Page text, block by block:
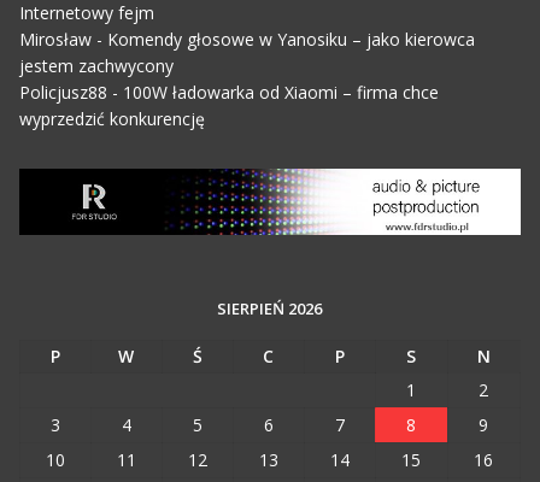
Internetowy fejm
Mirosław- Komendy głosowe w Yanosiku – jako kierowca
jestem zachwycony
Policjusz88 - 100W ładowarka od Xiaomi – firma chce
wyprzedzić konkurencję
SIERPIEŃ 2026
P W Ś C P S
N
1
2
3
4 5 6 7 8
9
10
11 12 13 14 15
16